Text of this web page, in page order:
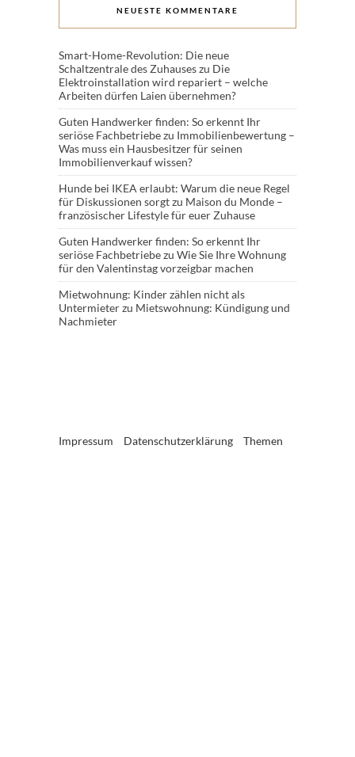
NEUESTE KOMMENTARE
Smart-Home-Revolution: Die neue
Schaltzentrale des Zuhauseszu Die
Elektroinstallation wird repariert – welche
Arbeiten dürfen Laien übernehmen?
Guten Handwerker finden: So erkennt Ihr
seriöse Fachbetriebezu Immobilienbewertung –
Was muss ein Hausbesitzer für seinen
Immobilienverkauf wissen?
Hunde bei IKEA erlaubt: Warum die neue Regel
für Diskussionen sorgtzu Maison du Monde –
französischer Lifestyle für euer Zuhause
Guten Handwerker finden: So erkennt Ihr
seriöse Fachbetriebezu Wie Sie Ihre Wohnung
für den Valentinstag vorzeigbar machen
Mietwohnung: Kinder zählen nicht als
Untermieterzu Mietswohnung: Kündigung und
Nachmieter
Impressum Datenschutzerklärung Themen